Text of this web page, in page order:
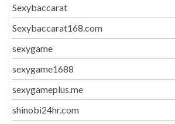
Sexybaccarat
Sexybaccarat168.com
sexygame
sexygame1688
sexygameplus.me
shinobi24hr.com